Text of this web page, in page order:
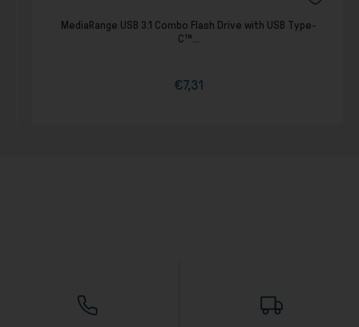
MediaRange USB 3.1 Combo Flash Drive with USB Type-
C™...
Τιμή
€7,31